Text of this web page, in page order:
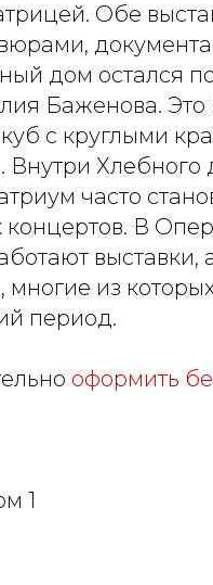
Обе
дом остался
Баженова. Это
с круглыми
Внутри Хлебного
часто
В
из
период.
оформить
1